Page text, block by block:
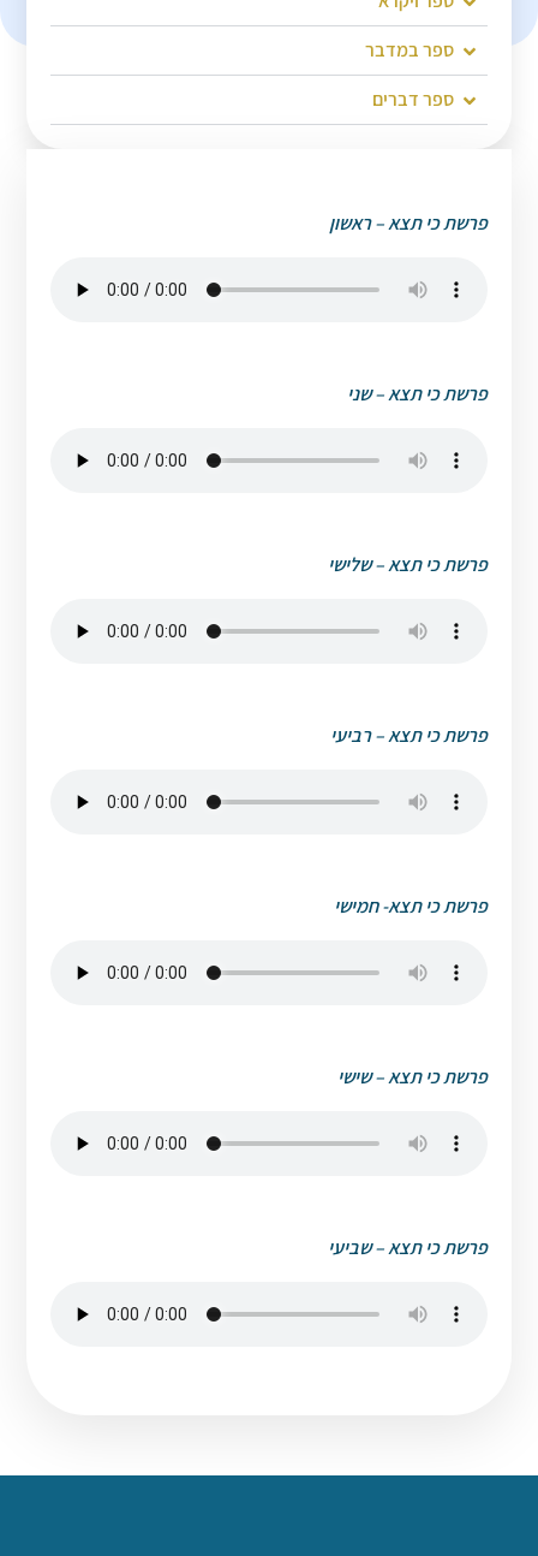
ספר במדבר
ספר דברים
פרשת כי תצא – ראשון
פרשת כי תצא – שני
פרשת כי תצא – שלישי
פרשת כי תצא – רביעי
פרשת כי תצא- חמישי
פרשת כי תצא – שישי
פרשת כי תצא – שביעי